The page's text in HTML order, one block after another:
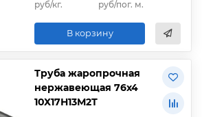
руб/кг. руб/пог. м.
В корзину
Труба жаропрочная
нержавеющая 76х4
10Х17Н13М2Т